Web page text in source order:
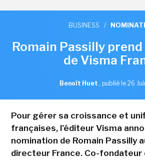
BUSINESS /
Romain Passilly
de Visma
Benoît Huet , publié le 26
Pour gérer sa croissance et
françaises, l'éditeur Visma
nomination de Romain Passilly
directeur France. Co-fondateur